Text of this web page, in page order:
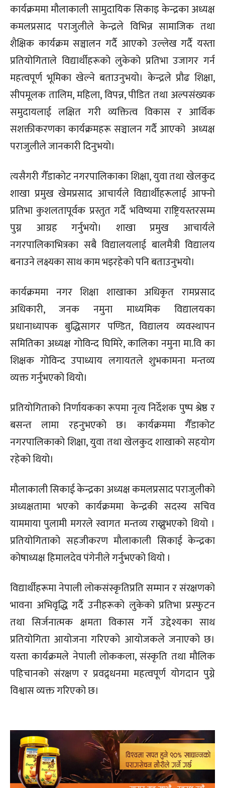
कार्यक्रममा मौलाकाली सामुदायिक सिकाइ केन्द्रका अध्यक्ष
कमलप्रसाद पराजुलीले केन्द्रले विभिन्न सामाजिक तथा
शैक्षिक कार्यक्रम सञ्चालन गर्दै आएको उल्लेख गर्दै यस्ता
प्रतियोगिताले विद्यार्थीहरूको लुकेको प्रतिभा उजागर गर्न
महत्वपूर्ण भूमिका खेल्ने बताउनुभयो। केन्द्रले प्रौढ शिक्षा,
सीपमूलक तालिम, महिला, विपन्न, पीडित तथा अल्पसंख्यक
समुदायलाई लक्षित गरी व्यक्तित्व विकास र आर्थिक
सशक्तीकरणका कार्यक्रमहरू सञ्चालन गर्दै आएको अध्यक्ष
पराजुलीले जानकारी दिनुभयो।
त्यसैगरी गैँडाकोट नगरपालिकाका शिक्षा, युवा तथा खेलकुद
शाखा प्रमुख खेमप्रसाद आचार्यले विद्यार्थीहरूलाई आफ्नो
प्रतिभा कुशलतापूर्वक प्रस्तुत गर्दै भविष्यमा राष्ट्रियस्तरसम्म
पुग्न आग्रह गर्नुभयो। शाखा प्रमुख आचार्यले
नगरपालिकाभित्रका सबै विद्यालयलाई बालमैत्री विद्यालय
बनाउने लक्ष्यका साथ काम भइरहेको पनि बताउनुभयो।
कार्यक्रममा नगर शिक्षा शाखाका अधिकृत रामप्रसाद
अधिकारी, जनक नमुना माध्यमिक विद्यालयका
प्रधानाध्यापक बुद्धिसागर पण्डित, विद्यालय व्यवस्थापन
समितिका अध्यक्ष गोविन्द घिमिरे, कालिका नमुना मा.वि का
शिक्षक गोविन्द उपाध्याय लगायतले शुभकामना मन्तव्य
व्यक्त गर्नुभएको थियो।
प्रतियोगिताको निर्णायकका रूपमा नृत्य निर्देशक पुष्प श्रेष्ठ र
बसन्त लामा रहनुभएको छ। कार्यक्रममा गैँडाकोट
नगरपालिकाको शिक्षा, युवा तथा खेलकुद शाखाको सहयोग
रहेको थियो।
मौलाकाली सिकाई केन्द्रका अध्यक्ष कमलप्रसाद पराजुलीको
अध्यक्षतामा भएको कार्यक्रममा केन्द्रकी सदस्य सचिव
याममाया पुलामी मगरले स्वागत मन्तव्य राख्नुभएको थियो ।
प्रतियोगिताको सहजीकरण मौलाकाली सिकाई केन्द्रका
कोषाध्यक्ष हिमालदेव पंगेनीले गर्नुभएको थियो ।
विद्यार्थीहरूमा नेपाली लोकसंस्कृतिप्रति सम्मान र संरक्षणको
भावना अभिवृद्धि गर्दै उनीहरूको लुकेको प्रतिभा प्रस्फुटन
तथा सिर्जनात्मक क्षमता विकास गर्ने उद्देश्यका साथ
प्रतियोगिता आयोजना गरिएको आयोजकले जनाएको छ।
यस्ता कार्यक्रमले नेपाली लोककला, संस्कृति तथा मौलिक
पहिचानको संरक्षण र प्रवद्र्धनमा महत्वपूर्ण योगदान पुग्ने
विश्वास व्यक्त गरिएको छ।